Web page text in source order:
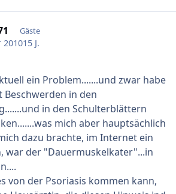
Gäste
201015 J.
ein Problem.......und zwar habe
Beschwerden in den
in den Schulterblättern
mich aber hauptsächlich
dazu brachte, im Internet ein
war der "Dauermuskelkater"...in
von der Psoriasis kommen kann,